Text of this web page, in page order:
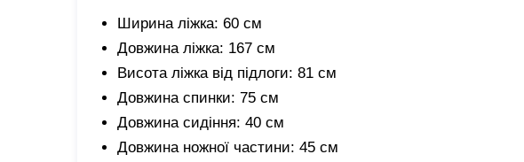
Ширина ліжка: 60 см
Довжина ліжка: 167 см
Висота ліжка від підлоги: 81 см
Довжина спинки: 75 см
Довжина сидіння: 40 см
Довжина ножної частини: 45 см